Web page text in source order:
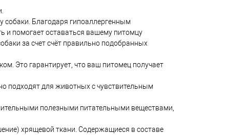
собаки. Благодаря гипоаллергенным
и помогает оставаться вашему питомцу
за счет счёт правильно подобранных
Это гарантирует, что ваш питомец получает
подходят для животных с чувствительным
полезными питательными веществами,
хрящевой ткани. Содержащиеся в составе